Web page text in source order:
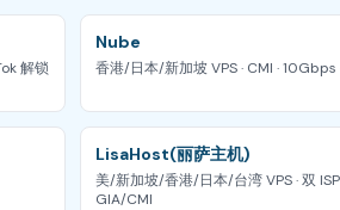
解锁
Nube
香港/日本/新加坡 VPS · CMI ·
LisaHost(丽萨主机)
美/新加坡/香港/日本/台湾 VPS · 双
GIA/CMI